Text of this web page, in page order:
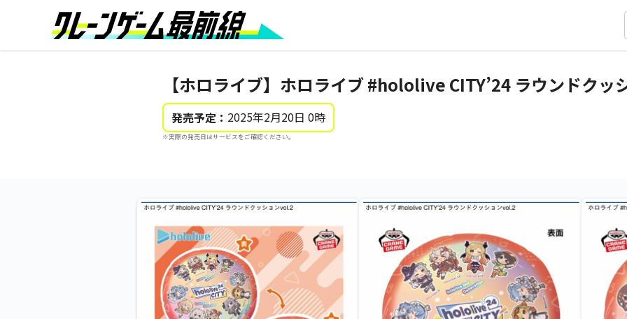
【ホロライブ】ホロライブ #hololive CITY’24 ラウンドク
発売予定： 2025年2月20日 0時
※実際の発売日はサービスをご確認ください。